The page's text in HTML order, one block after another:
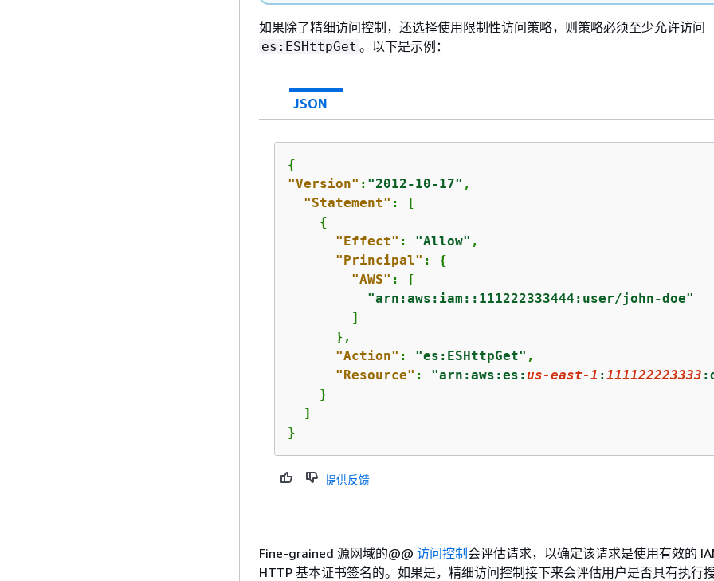
如果除了精细访问控制，还选择使用限制性访问策略，则策略必须至少允许访问
es:ESHttpGet 。以下是示例：
JSON
{
"Version" : "2012-10-17" ,
"Statement" : [
{
"Effect" : "Allow" ,
"Principal" : {
"AWS" : [
"arn:aws:iam::111222333444:user/john-doe"
        ]
      },
"Action" : "es:ESHttpGet" ,
"Resource" : "arn:aws:es:us-east-1 :111122223333
    }
  ]
}
提供反馈
Fine-grained 源网域的@@ 访问控制会评估请求，以确定该请求是使用有效的
HTTP 基本证书签名的。如果是，精细访问控制接下来会评估用户是否具有执行